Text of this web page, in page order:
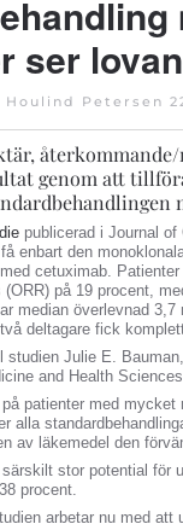
ser
Houlind Petersen
genom att
publicerad i Journal
enbart den
cetuximab.
på 19 procent,
median överlevnad
deltagare fick
studien Julie E.
and Health
patienter med
alla
av läkemedel den
stor potential för
procent.
arbetar nu med